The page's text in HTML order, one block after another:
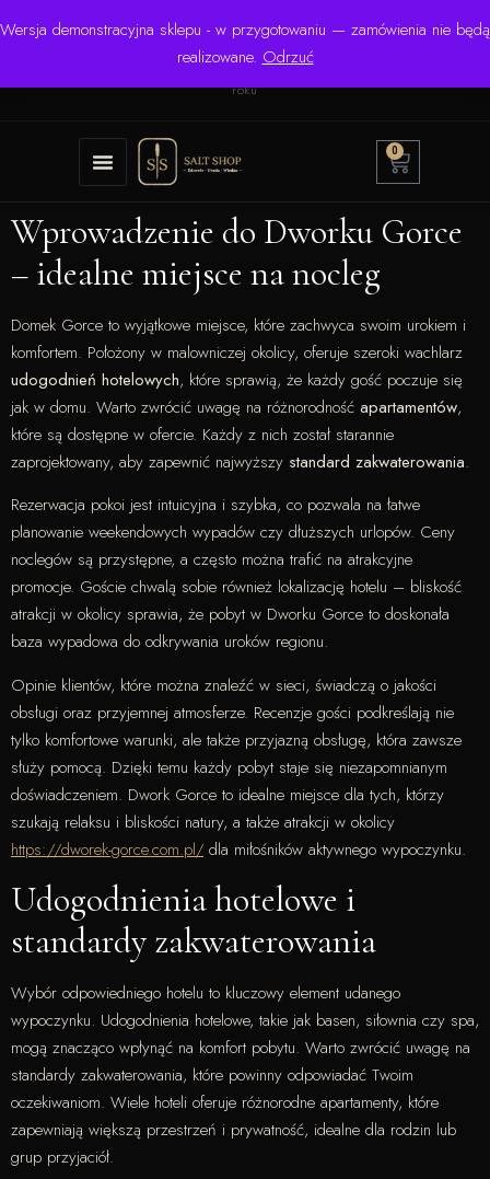
Wersja demonstracyjna sklepu - w przygotowaniu — zamówienia nie będą
realizowane. Odrzuć
☎ +48 506 504 900
✉
krzysztof.lipinski@salinarium.com
Pon.–Pt. 8:00–16:00 | Bezpośredni importer od 1999
roku
0
Wprowadzenie do Dworku Gorce
– idealne miejsce na nocleg
Domek Gorce to wyjątkowe miejsce, które zachwyca swoim urokiem i
komfortem. Położony w malowniczej okolicy, oferuje szeroki wachlarz
udogodnień hotelowych, które sprawią, że każdy gość poczuje się
jak w domu. Warto zwrócić uwagę na różnorodność apartamentów,
które są dostępne w ofercie. Każdy z nich został starannie
zaprojektowany, aby zapewnić najwyższy standard zakwaterowania.
Rezerwacja pokoi jest intuicyjna i szybka, co pozwala na łatwe
planowanie weekendowych wypadów czy dłuższych urlopów. Ceny
noclegów są przystępne, a często można trafić na atrakcyjne
promocje. Goście chwalą sobie również lokalizację hotelu – bliskość
atrakcji w okolicy sprawia, że pobyt w Dworku Gorce to doskonała
baza wypadowa do odkrywania uroków regionu.
Opinie klientów, które można znaleźć w sieci, świadczą o jakości
obsługi oraz przyjemnej atmosferze. Recenzje gości podkreślają nie
tylko komfortowe warunki, ale także przyjazną obsługę, która zawsze
służy pomocą. Dzięki temu każdy pobyt staje się niezapomnianym
doświadczeniem. Dwork Gorce to idealne miejsce dla tych, którzy
szukają relaksu i bliskości natury, a także atrakcji w okolicy
https://dworek-gorce.com.pl/ dla miłośników aktywnego wypoczynku.
Udogodnienia hotelowe i
standardy zakwaterowania
Wybór odpowiedniego hotelu to kluczowy element udanego
wypoczynku. Udogodnienia hotelowe, takie jak basen, siłownia czy spa,
mogą znacząco wpłynąć na komfort pobytu. Warto zwrócić uwagę na
standardy zakwaterowania, które powinny odpowiadać Twoim
oczekiwaniom. Wiele hoteli oferuje różnorodne apartamenty, które
zapewniają większą przestrzeń i prywatność, idealne dla rodzin lub
grup przyjaciół.